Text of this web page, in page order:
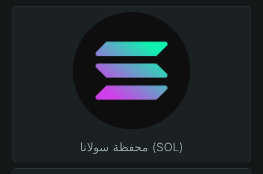
محفظة سولانا (SOL)